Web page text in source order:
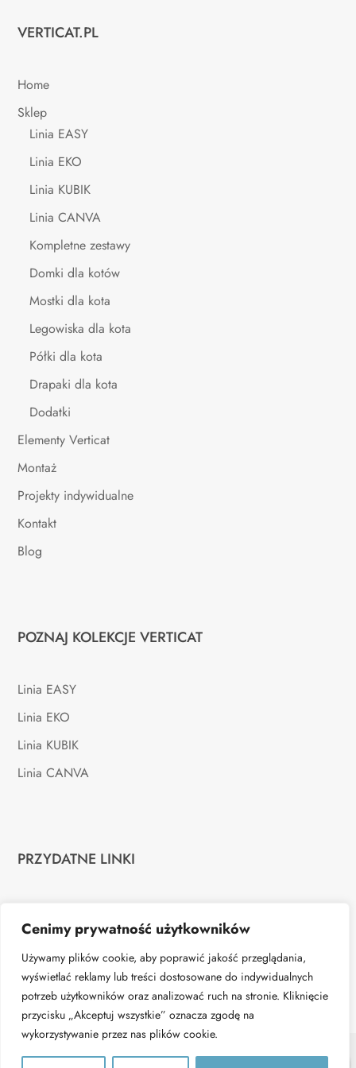
Cenimy prywatność użytkowników
Używamy plików cookie, aby poprawić jakość przeglądania,
wyświetlać reklamy lub treści dostosowane do indywidualnych
potrzeb użytkowników oraz analizować ruch na stronie. Kliknięcie
przycisku „Akceptuj wszystkie” oznacza zgodę na
wykorzystywanie przez nas plików cookie.
VERTICAT.PL
Home
Sklep
Linia EASY
Linia EKO
Linia KUBIK
Linia CANVA
Kompletne zestawy
Domki dla kotów
Mostki dla kota
Legowiska dla kota
Półki dla kota
Drapaki dla kota
Dodatki
Elementy Verticat
Montaż
Projekty indywidualne
Kontakt
Blog
POZNAJ KOLEKCJE VERTICAT
Linia EASY
Linia EKO
Linia KUBIK
Linia CANVA
PRZYDATNE LINKI
Polityka prywatności
© Verticat.pl - 2026 | All rights reserved. Realizacja: